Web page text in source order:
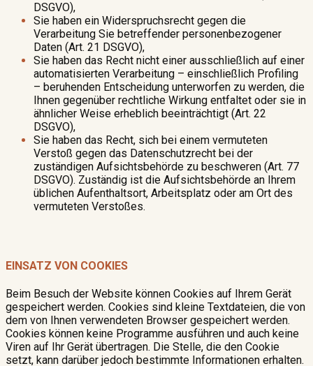
DSGVO),
Sie haben ein Widerspruchsrecht gegen die
Verarbeitung Sie betreffender personenbezogener
Daten (Art. 21 DSGVO),
Sie haben das Recht nicht einer ausschließlich auf einer
automatisierten Verarbeitung – einschließlich Profiling
– beruhenden Entscheidung unterworfen zu werden, die
Ihnen gegenüber rechtliche Wirkung entfaltet oder sie in
ähnlicher Weise erheblich beeinträchtigt (Art. 22
DSGVO),
Sie haben das Recht, sich bei einem vermuteten
Verstoß gegen das Datenschutzrecht bei der
zuständigen Aufsichtsbehörde zu beschweren (Art. 77
DSGVO). Zuständig ist die Aufsichtsbehörde an Ihrem
üblichen Aufenthaltsort, Arbeitsplatz oder am Ort des
vermuteten Verstoßes.
EINSATZ VON COOKIES
Beim Besuch der Website können Cookies auf Ihrem Gerät
gespeichert werden. Cookies sind kleine Textdateien, die von
dem von Ihnen verwendeten Browser gespeichert werden.
Cookies können keine Programme ausführen und auch keine
Viren auf Ihr Gerät übertragen. Die Stelle, die den Cookie
setzt, kann darüber jedoch bestimmte Informationen erhalten.